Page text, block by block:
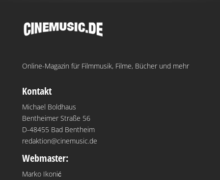
Online-Magazin für Filmmusik, Filme, Bücher und mehr
Kontakt
Michael Boldhaus
Bentheimer Straße 56
D-48455 Bad Bentheim
redaktion@cinemusic.de
Webmaster:
Marko Ikonić